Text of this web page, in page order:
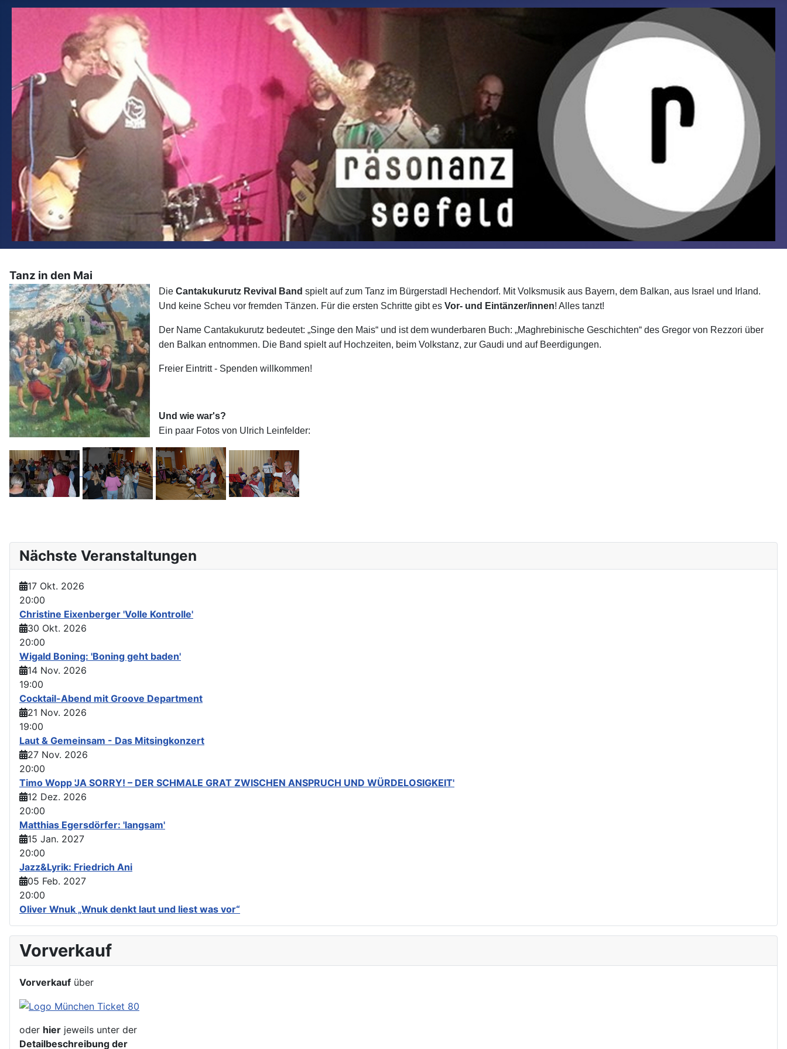
Tanz in den Mai
Die Cantakukurutz Revival Band spielt auf zum Tanz im Bürgerstadl Hechendorf. Mit Volksmusik aus Bayern, dem Balkan, aus Israel und Irland.
Und keine Scheu vor fremden Tänzen. Für die ersten Schritte gibt es Vor- und Eintänzer/innen! Alles tanzt!
Der Name Cantakukurutz bedeutet: „Singe den Mais“ und ist dem wunderbaren Buch: „Maghrebinische Geschichten“ des Gregor von Rezzori über
den Balkan entnommen. Die Band spielt auf Hochzeiten, beim Volkstanz, zur Gaudi und auf Beerdigungen.
Freier Eintritt - Spenden willkommen!
Und wie war's?
Ein paar Fotos von Ulrich Leinfelder:
Nächste Veranstaltungen
17 Okt. 2026
20:00
Christine Eixenberger 'Volle Kontrolle'
30 Okt. 2026
20:00
Wigald Boning: 'Boning geht baden'
14 Nov. 2026
19:00
Cocktail-Abend mit Groove Department
21 Nov. 2026
19:00
Laut & Gemeinsam - Das Mitsingkonzert
27 Nov. 2026
20:00
Timo Wopp 'JA SORRY! – DER SCHMALE GRAT ZWISCHEN ANSPRUCH UND WÜRDELOSIGKEIT'
12 Dez. 2026
20:00
Matthias Egersdörfer: 'langsam'
15 Jan. 2027
20:00
Jazz&Lyrik: Friedrich Ani
05 Feb. 2027
20:00
Oliver Wnuk „Wnuk denkt laut und liest was vor“
Vorverkauf
Vorverkauf über
oder hier jeweils unter der
Detailbeschreibung der